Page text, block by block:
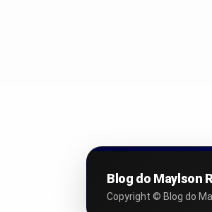
Blog do Maylson
Copyright © Blog do